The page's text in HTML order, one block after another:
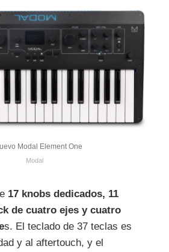
Modal Element One
Modal
17 knobs dedicados, 11
de cuatro ejes y cuatro
s. El teclado de 37 teclas es
y al aftertouch, y el